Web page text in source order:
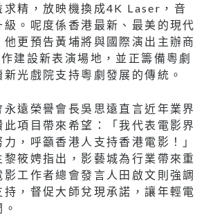
求精，放映機換成4K Laser，音
。呢度係香港最新、最美的現代
更預告黃埔將與國際演出主辦商
建設新表演場地，並正籌備粵劇
光戲院支持粵劇發展的傳統。
遠榮譽會長吳思遠直言近年業界
項目帶來希望：「我代表電影界
，呼籲香港人支持香港電影！」
筱娉指出，影藝城為行業帶來重
工作者總會發言人田啟文則強調
，督促大師兌現承諾，讓年輕電